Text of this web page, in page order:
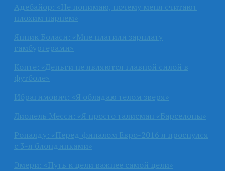
Адебайор: «Не понимаю, почему меня считают
плохим парнем»
Янник Боласи: «Мне платили зарплату
гамбургерами»
Конте: «Деньги не являются главной силой в
футболе»
Ибрагимович: «Я обладаю телом зверя»
Лионель Месси: «Я просто талисман «Барселоны»
Роналду: «Перед финалом Евро-2016 я проснулся
с 3-я блондинками»
Эмери: «Путь к цели важнее самой цели»